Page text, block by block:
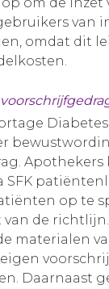
van
omdat dit
SFK
op te
de
materialen
Daarnaast